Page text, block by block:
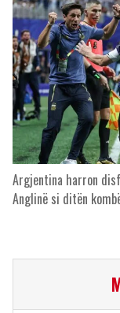
Argjentina harron
Anglinë si ditën